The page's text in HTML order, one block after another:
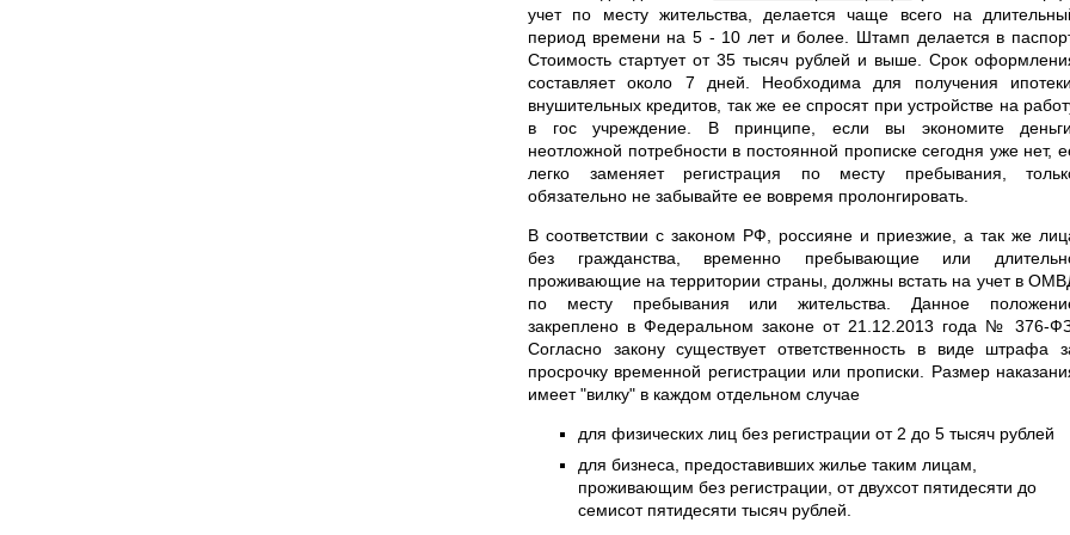
учет по месту жительства, делается чаще всего на
период времени на 5 - 10 лет и более. Штамп делается в
Стоимость стартует от 35 тысяч рублей и выше. Срок
составляет около 7 дней. Необходима для получения ипотеки,
внушительных кредитов, так же ее спросят при устройстве на
в гос учреждение. В принципе, если вы экономите деньги,
неотложной потребности в постоянной прописке сегодня уже нет,
легко заменяет регистрация по месту пребывания,
обязательно не забывайте ее вовремя пролонгировать.
В соответствии с законом РФ, россияне и приезжие, а так же
без гражданства, временно пребывающие или
проживающие на территории страны, должны встать на учет в
по месту пребывания или жительства. Данное
закреплено в Федеральном законе от 21.12.2013 года № 376-
Согласно закону существует ответственность в виде штрафа
просрочку временной регистрации или прописки. Размер
имеет "вилку" в каждом отдельном случае
для физических лиц без регистрации от 2 до 5 тысяч рублей
для бизнеса, предоставивших жилье таким лицам,
проживающим без регистрации, от двухсот пятидесяти до
семисот пятидесяти тысяч рублей.